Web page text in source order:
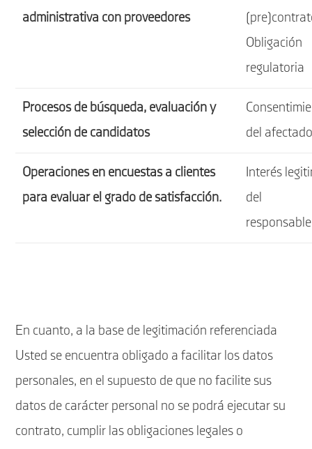
administrativa con proveedores
Obligación
regulatoria
Procesos de búsqueda, evaluación y
selección de candidatos
del
Operaciones en encuestas a clientes
para evaluar el grado de satisfacción.
Interés
del
responsable
En cuanto, a la base de legitimación referenciada
Usted se encuentra obligado a facilitar los datos
personales, en el supuesto de que no facilite sus
datos de carácter personal no se podrá ejecutar su
contrato, cumplir las obligaciones legales o